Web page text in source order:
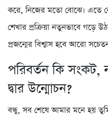
করে, নিজের মতো বোঝে। এতে
শেখার প্রক্রিয়া নতুনভাবে গড়ে
প্রজন্মের বিশ্বাস হবে আরো
পরিবর্তন কি সংকট,
দ্বার উন্মোচন?
বন্ধু, সব শেষে আমার মনে হয়